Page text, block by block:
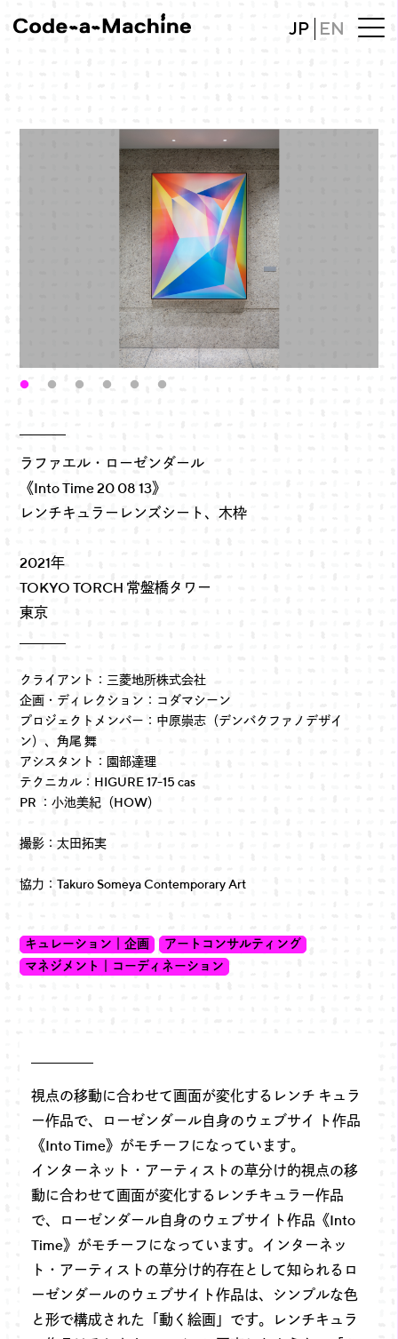
JP EN
ラファエル・ローゼンダール
《Into Time 20 08 13》
レンチキュラーレンズシート、木枠
2021年
TOKYO TORCH 常盤橋タワー
東京
クライアント：三菱地所株式会社
企画・ディレクション：コダマシーン
プロジェクトメンバー：中原崇志（デンバクファノデザイ
ン）、角尾 舞
アシスタント：園部達理
テクニカル：HIGURE 17-15 cas
PR ：小池美紀（HOW）
撮影：太田拓実
協力：Takuro Someya Contemporary Art
キュレーション｜企画
アートコンサルティング
マネジメント｜コーディネーション
視点の移動に合わせて画面が変化するレンチ キュラ
ー作品で、ローゼンダール自身のウェブサイ ト作品
《Into Time》がモチーフになっています。
インターネット・アーティストの草分け的視点の移
動に合わせて画面が変化するレンチキュラー作品
で、ローゼンダール自身のウェブサイト作品《Into
Time》がモチーフになっています。インターネッ
ト・アーティストの草分け的存在として知られるロ
ーゼンダールのウェブサイト作品は、シンプルな色
と形で構成された「動く絵画」です。レンチキュラ